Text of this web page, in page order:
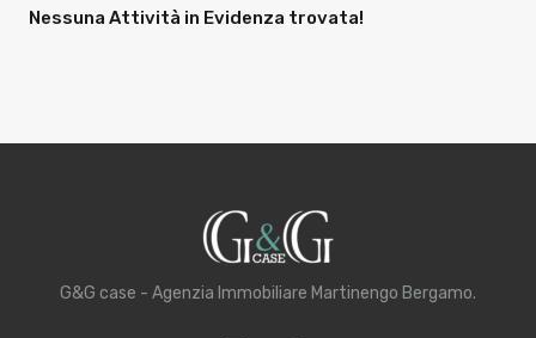
Nessuna Attività in Evidenza trovata!
G&G case - Agenzia Immobiliare Martinengo Bergamo.